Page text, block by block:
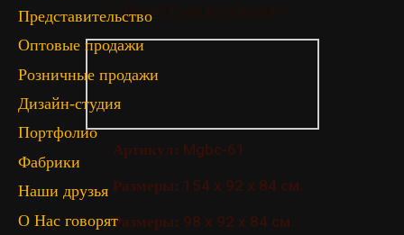
Представительство
Оптовые продажи
Розничные продажи
Дизайн-студия
Портфолио
Фабрики
Наши друзья
О Нас говорят
« Вернуться в галерею
Артикул: Mgbc-61
Размеры: 154 х 92 х 84 см.
Размеры: 98 х 92 х 84 см.